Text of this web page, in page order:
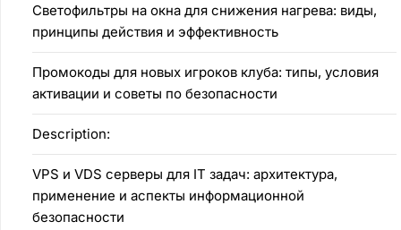
Светофильтры на окна для снижения нагрева: виды,
принципы действия и эффективность
Промокоды для новых игроков клуба: типы, условия
активации и советы по безопасности
Description:
VPS и VDS серверы для IT задач: архитектура,
применение и аспекты информационной
безопасности